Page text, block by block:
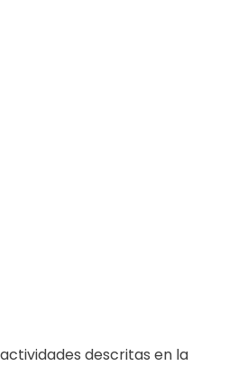
descritas en la